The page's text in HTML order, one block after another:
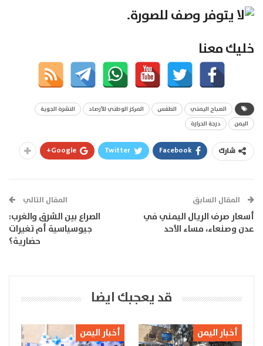
خليك معنا
الصباح اليمني الطقس المركز الوطني للأرصاد
النشرة الجوية
اليمن
درجة الحرارة
شارك Facebook
Twitter
Google+
المقال السابق
أسعار صرف الريال اليمني في
عدن وصنعاء، مساء الأحد
المقال التالي
الصراع بين الشرق والغرب:
جيوسياسية أم تغيرات
حضارية؟
قد يعجبك ايضا
أخبار اليمن أخبار اليمن